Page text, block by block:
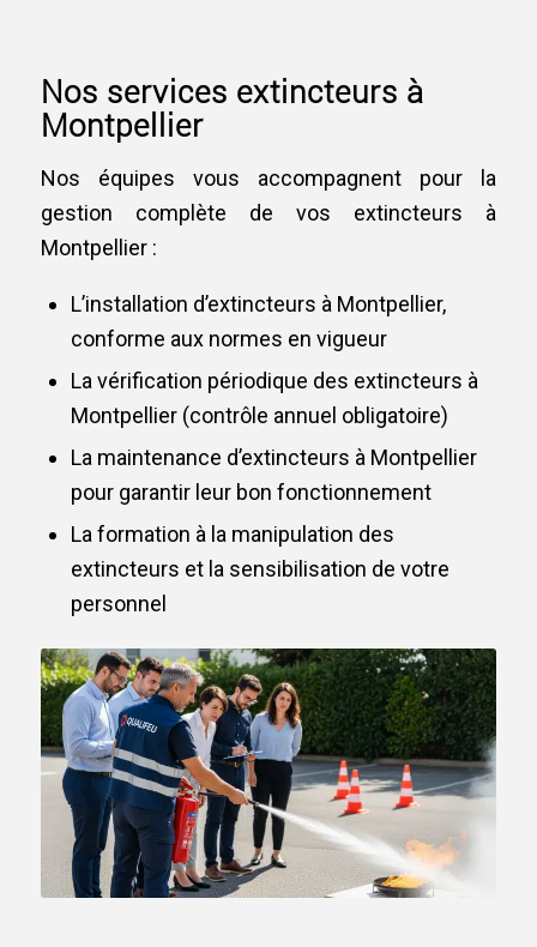
Nos services extincteurs à
Montpellier
Nos équipes vous accompagnent pour la
gestion complète de vos extincteurs à
Montpellier :
L’installation d’extincteurs à Montpellier,
conforme aux normes en vigueur
La vérification périodique des extincteurs à
Montpellier (contrôle annuel obligatoire)
La maintenance d’extincteurs à Montpellier
pour garantir leur bon fonctionnement
La formation à la manipulation des
extincteurs et la sensibilisation de votre
personnel